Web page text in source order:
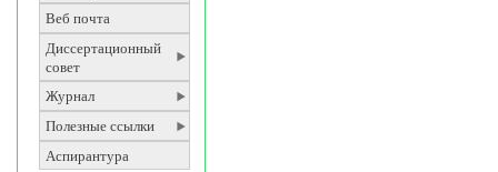
Веб почта
Диссертационный
совет
Журнал
Полезные ссылки
Аспирантура